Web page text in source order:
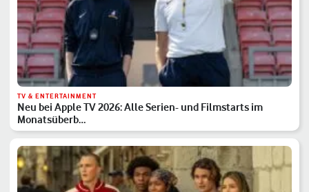
TV & ENTERTAINMENT
Neu bei Apple TV 2026: Alle Serien- und Filmstarts im
Monatsüberb…